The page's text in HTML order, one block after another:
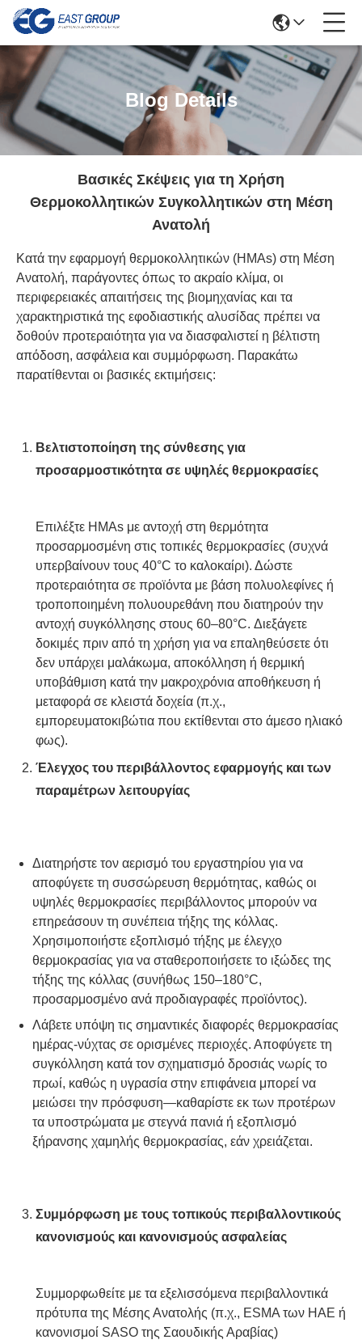
Blog Details
Βασικές Σκέψεις για τη Χρήση
Θερμοκολλητικών Συγκολλητικών στη Μέση
Ανατολή
Κατά την εφαρμογή θερμοκολλητικών (HMAs) στη Μέση
Ανατολή, παράγοντες όπως το ακραίο κλίμα, οι
περιφερειακές απαιτήσεις της βιομηχανίας και τα
χαρακτηριστικά της εφοδιαστικής αλυσίδας πρέπει να
δοθούν προτεραιότητα για να διασφαλιστεί η βέλτιστη
απόδοση, ασφάλεια και συμμόρφωση. Παρακάτω
παρατίθενται οι βασικές εκτιμήσεις:
Βελτιστοποίηση της σύνθεσης για
προσαρμοστικότητα σε υψηλές θερμοκρασίες
Επιλέξτε HMAs με αντοχή στη θερμότητα
προσαρμοσμένη στις τοπικές θερμοκρασίες (συχνά
υπερβαίνουν τους 40°C το καλοκαίρι). Δώστε
προτεραιότητα σε προϊόντα με βάση πολυολεφίνες ή
τροποποιημένη πολυουρεθάνη που διατηρούν την
αντοχή συγκόλλησης στους 60–80°C. Διεξάγετε
δοκιμές πριν από τη χρήση για να επαληθεύσετε ότι
δεν υπάρχει μαλάκωμα, αποκόλληση ή θερμική
υποβάθμιση κατά την μακροχρόνια αποθήκευση ή
μεταφορά σε κλειστά δοχεία (π.χ.,
εμπορευματοκιβώτια που εκτίθενται στο άμεσο ηλιακό
φως).
Έλεγχος του περιβάλλοντος εφαρμογής και των
παραμέτρων λειτουργίας
Διατηρήστε τον αερισμό του εργαστηρίου για να
αποφύγετε τη συσσώρευση θερμότητας, καθώς οι
υψηλές θερμοκρασίες περιβάλλοντος μπορούν να
επηρεάσουν τη συνέπεια τήξης της κόλλας.
Χρησιμοποιήστε εξοπλισμό τήξης με έλεγχο
θερμοκρασίας για να σταθεροποιήσετε το ιξώδες της
τήξης της κόλλας (συνήθως 150–180°C,
προσαρμοσμένο ανά προδιαγραφές προϊόντος).
Λάβετε υπόψη τις σημαντικές διαφορές θερμοκρασίας
ημέρας-νύχτας σε ορισμένες περιοχές. Αποφύγετε τη
συγκόλληση κατά τον σχηματισμό δροσιάς νωρίς το
πρωί, καθώς η υγρασία στην επιφάνεια μπορεί να
μειώσει την πρόσφυση—καθαρίστε εκ των προτέρων
τα υποστρώματα με στεγνά πανιά ή εξοπλισμό
ξήρανσης χαμηλής θερμοκρασίας, εάν χρειάζεται.
Συμμόρφωση με τους τοπικούς περιβαλλοντικούς
κανονισμούς και κανονισμούς ασφαλείας
Συμμορφωθείτε με τα εξελισσόμενα περιβαλλοντικά
πρότυπα της Μέσης Ανατολής (π.χ., ESMA των ΗΑΕ ή
κανονισμοί SASO της Σαουδικής Αραβίας)